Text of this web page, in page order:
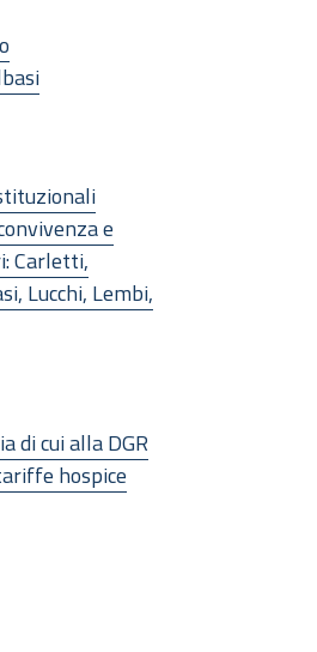
e
Carletti,
Lucchi, Lembi,
di cui alla DGR
hospice